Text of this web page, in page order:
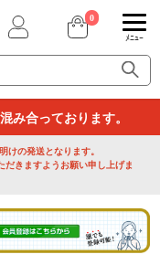
0
ﾒﾆｭｰ
み合っております。
けの発送となります。
だきますようお願い申し上げま